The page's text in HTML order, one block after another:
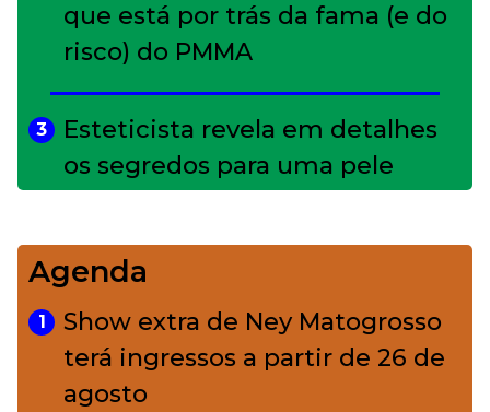
que está por trás da fama (e do
risco) do PMMA
3
Esteticista revela em detalhes
os segredos para uma pele
4
Bolsas de palha e ráfia: o
charme rústico que
conquistou o luxo
Agenda
1
Show extra de Ney Matogrosso
terá ingressos a partir de 26 de
agosto